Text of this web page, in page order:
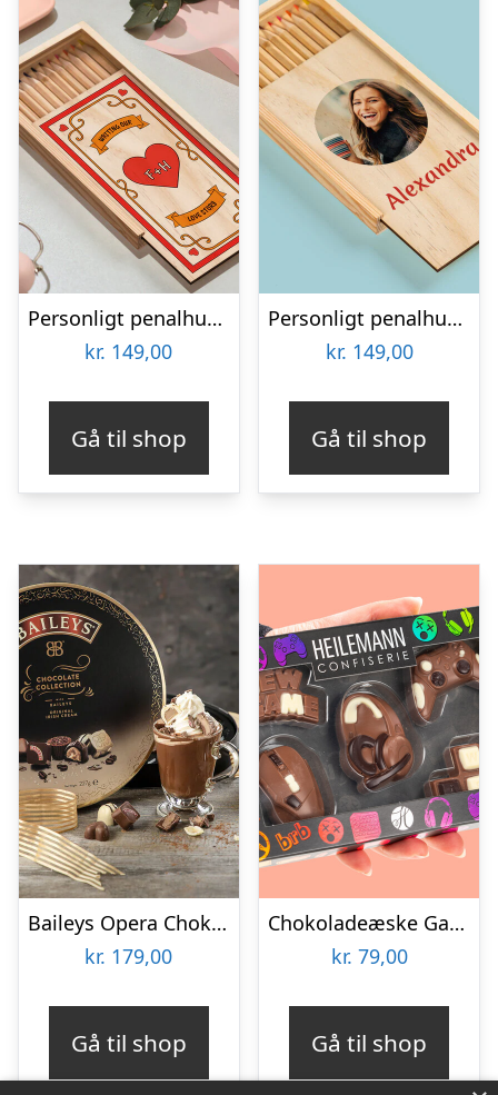
Personligt penalhus med Retrodesign
kr. 149,00
Gå til shop
Personligt penalhus med foto & tekst
kr. 149,00
Gå til shop
Baileys Opera Chokoladeæske
kr. 179,00
Gå til shop
Chokoladeæske Gaming
kr. 79,00
Gå til shop